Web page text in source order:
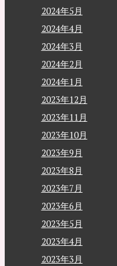
2024年5月
2024年4月
2024年3月
2024年2月
2024年1月
2023年12月
2023年11月
2023年10月
2023年9月
2023年8月
2023年7月
2023年6月
2023年5月
2023年4月
2023年3月